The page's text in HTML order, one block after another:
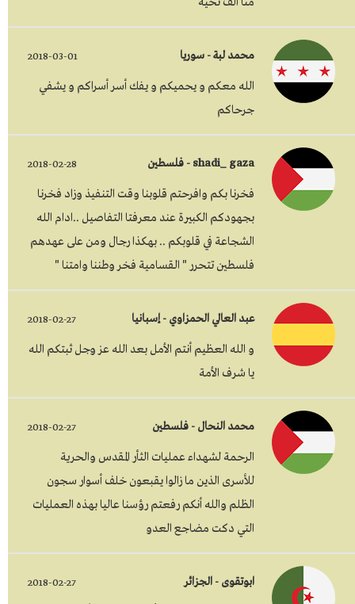
محمد لبة - سوريا 2018-03-01
الله معكم و يحميكم و يفك أسر أسراكم و يشفي
جرحاكم
shadi_gaza - فلسطين 2018-02-28
فخرنا بكم وافرحتم قلوبنا وقت التنفيذ وزاد فخرنا
بجهودكم الكبيرة عند معرفتا التفاصيل ..ادام الله
الشجاعة في قلوبكم .. بهكذا رجال ومن على عهدهم
فلسطين تتحرر " القسامية فخر وطننا وامتنا "
عبد العالي الحمزاوي - إسبانيا 2018-02-27
و الله العظيم أنتم الأمل بعد الله عز وجل ثبتكم الله
يا شرف الأمة
محمد النحال - فلسطين 2018-02-27
الرحمة لشهداء عمليات الثأر المقدس والحرية
للأسرى الذين ما زالوا يقبعون خلف أسوار سجون
الظلم والله أنكم رفعتم رؤسنا عاليا بهذه العمليات
التي دكت مضاجع العدو
ابوتقوى - الجزائر 2018-02-27